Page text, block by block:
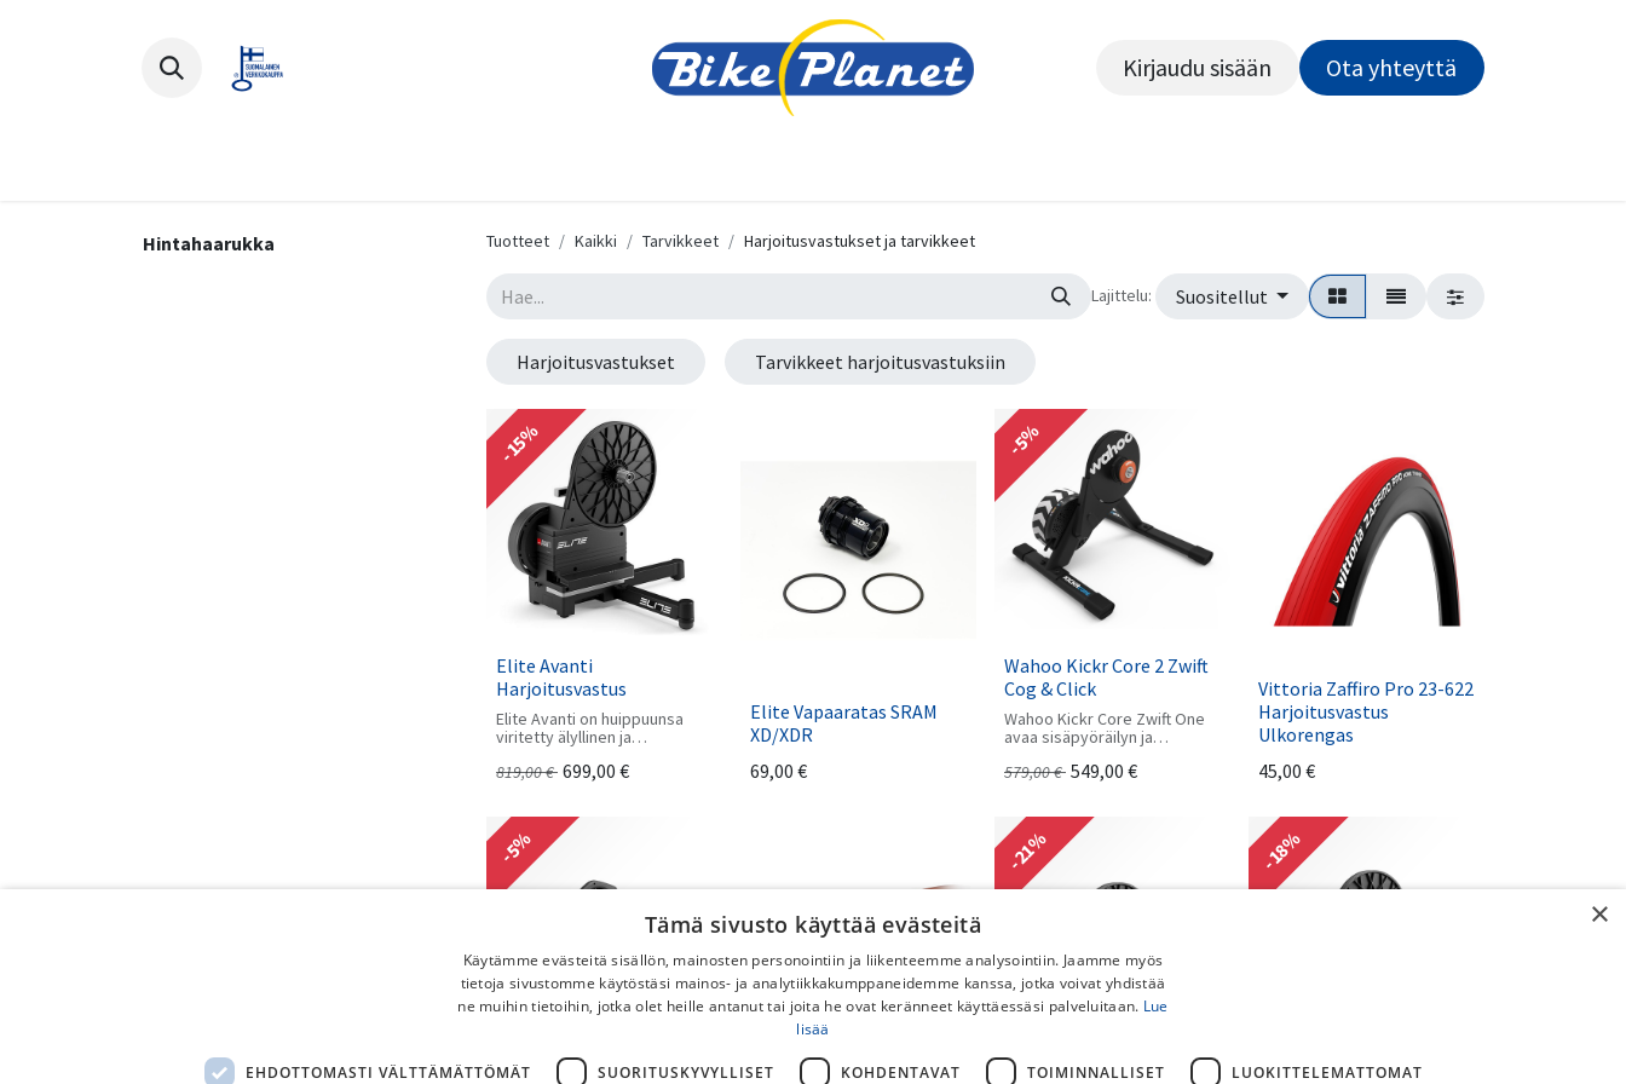
Kirjaudu sisään Ota yhteyttä​​​​​​
Hintahaarukka Tuotteet Kaikki Tarvikkeet Harjoitusvastukset ja tarvikkeet
Lajittelu: Suositellut
Harjoitusvastukset Tarvikkeet harjoitusvastuksiin
-15%
Elite Avanti
Harjoitusvastus
Elite Avanti on huippuunsa
viritetty älyllinen ja
harjoitusvastus. Sen upea
kilpailukykyisimmän
harjoitusvastuksen.
819,00€ 699,00 €
Elite Vapaaratas SRAM
XD/XDR
69,00 €
-5%
Wahoo Kickr Core 2 Zwift
Cog & Click
Wahoo Kickr Core Zwift One
avaa sisäpyöräilyn ja
esiasennettuna, tässä
tavoitteesi - plus, se on
yhteensopiva lähes minkä
tahansa 8-12 -vaihteisen
pyörän kanssa.
579,00€ 549,00 €
Vittoria Zaffiro Pro 23-622
Harjoitusvastus
Ulkorengas
45,00 €
-5%
Elite Direto XR Zwift Cog
-21% -18%
×
Tämä sivusto käyttää evästeitä
Käytämme evästeitä sisällön, mainosten personointiin ja liikenteemme analysointiin. Jaamme myös
tietoja sivustomme käytöstäsi mainos- ja analytiikkakumppaneidemme kanssa, jotka voivat yhdistää
ne muihin tietoihin, jotka olet heille antanut tai joita he ovat keränneet käyttäessäsi palveluitaan. Lue
lisää
EHDOTTOMASTI VÄLTTÄMÄTTÖMÄT SUORITUSKYVYLLISET KOHDENTAVAT TOIMINNALLISET LUOKITTELEMATTOMAT